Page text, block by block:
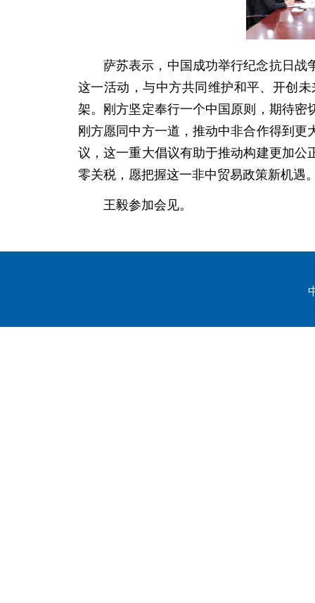
萨苏表示，中国成功举行纪念抗日战
这一活动，与中方共同维护和平、开创
架。刚方坚定奉行一个中国原则，期待
刚方愿同中方一道，推动中非合作得到
议，这一重大倡议有助于推动构建更加
零关税，愿把握这一非中贸易政策新机遇
王毅参加会见。